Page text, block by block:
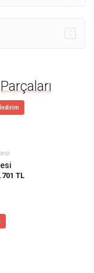
Parçaları
TL